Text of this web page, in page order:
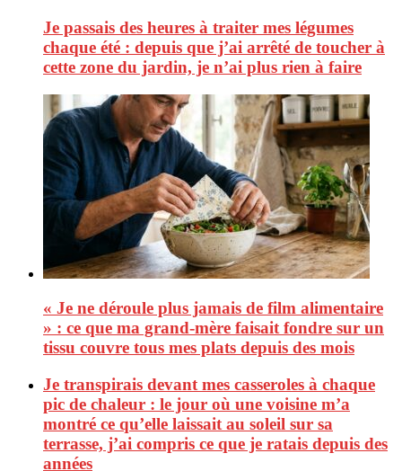
Je passais des heures à traiter mes légumes
chaque été : depuis que j’ai arrêté de toucher à
cette zone du jardin, je n’ai plus rien à faire
« Je ne déroule plus jamais de film alimentaire
» : ce que ma grand-mère faisait fondre sur un
tissu couvre tous mes plats depuis des mois
Je transpirais devant mes casseroles à chaque
pic de chaleur : le jour où une voisine m’a
montré ce qu’elle laissait au soleil sur sa
terrasse, j’ai compris ce que je ratais depuis des
années